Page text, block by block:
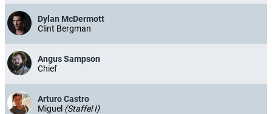
Dylan McDermott
Clint Bergman
Angus Sampson
Chief
Arturo Castro
Miguel (Staffel I)